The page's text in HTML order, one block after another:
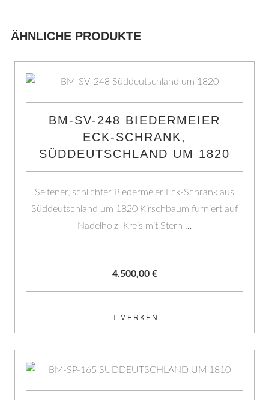
ÄHNLICHE PRODUKTE
BM-SV-248 BIEDERMEIER
ECK-SCHRANK,
SÜDDEUTSCHLAND UM 1820
Seltener, schlichter Biedermeier Eck-Schrank aus
Süddeutschland um 1820 Kirschbaum furniert auf
Nadelholz Kreis mit Stern …
4.500,00 €
MERKEN